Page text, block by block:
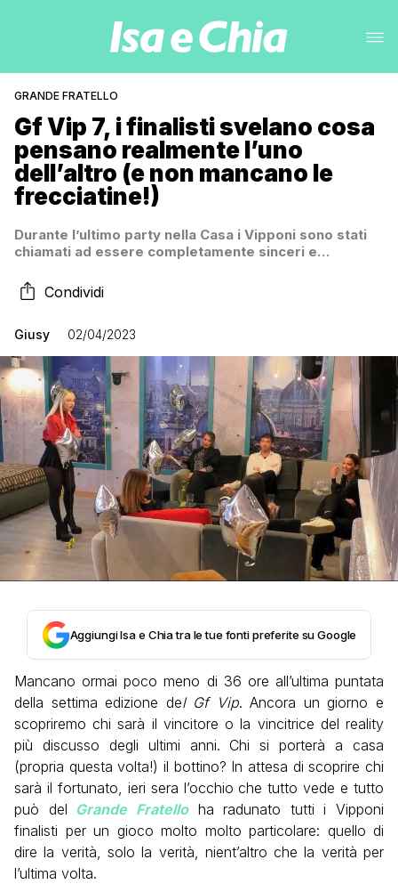
GRANDE FRATELLO
Gf Vip 7, i finalisti svelano cosa
pensano realmente l’uno
dell’altro (e non mancano le
frecciatine!)
Durante l’ultimo party nella Casa i Vipponi sono stati
chiamati ad essere completamente sinceri e…
Condividi
Giusy 02/04/2023
Aggiungi Isa e Chia tra le tue fonti preferite su Google
Mancano ormai poco meno di 36 ore all’ultima puntata
della settima edizione del Gf Vip. Ancora un giorno e
scopriremo chi sarà il vincitore o la vincitrice del reality
più discusso degli ultimi anni. Chi si porterà a casa
(propria questa volta!) il bottino? In attesa di scoprire chi
sarà il fortunato, ieri sera l’occhio che tutto vede e tutto
può del Grande Fratelloha radunato tutti i Vipponi
finalisti per un gioco molto molto particolare: quello di
dire la verità, solo la verità, nient’altro che la verità per
l’ultima volta.